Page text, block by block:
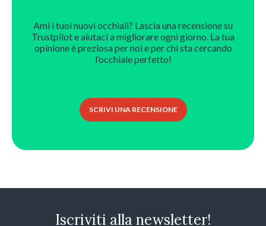
Ami i tuoi nuovi occhiali? Lascia una recensione su
Trustpilot e aiutaci a migliorare ogni giorno. La tua
opinione è preziosa per noi e per chi sta cercando
l’occhiale perfetto!
SCRIVI UNA RECENSIONE
Iscriviti alla newsletter!